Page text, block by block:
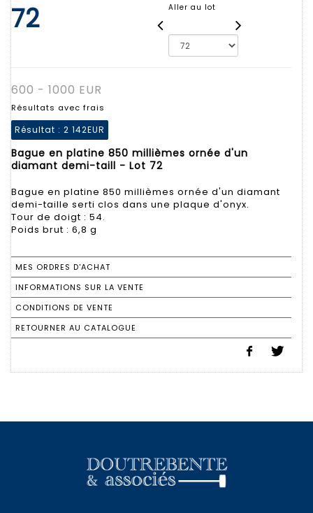
72 Aller au lot
600 - 1000 EUR
Résultats avec frais
Résultat : 2 142EUR
Bague en platine 850 millièmes ornée d'un
diamant demi-taill - Lot 72
Bague en platine 850 millièmes ornée d'un diamant
demi-taille serti clos dans une plaque d'onyx.
Tour de doigt : 54.
Poids brut : 6,8 g
MES ORDRES D'ACHAT
INFORMATIONS SUR LA VENTE
CONDITIONS DE VENTE
RETOURNER AU CATALOGUE